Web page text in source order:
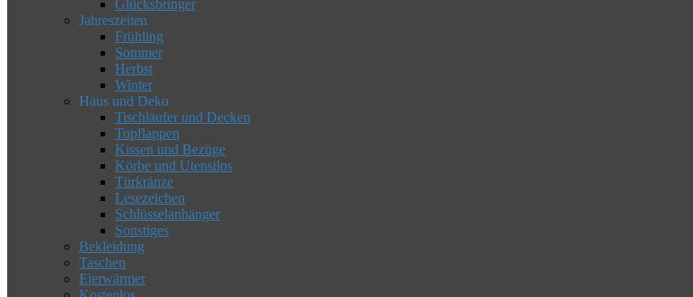
Glücksbringer
Jahreszeiten
Frühling
Sommer
Herbst
Winter
Haus und Deko
Tischläufer und Decken
Topflappen
Kissen und Bezüge
Körbe und Utensilos
Türkränze
Lesezeichen
Schlüsselanhänger
Sonstiges
Bekleidung
Taschen
Eierwärmer